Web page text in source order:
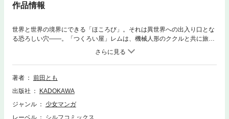
作品情報
世界と世界の境界にできる「ほころび」。それは異世界への出入り口とな
る恐ろしい穴――。「つくろい屋」レムは、機械人形のククルと共に旅を
しながらほころびをつくろっているうち、自分の過去とも向き合うことに
著者
前田とも
出版社
KADOKAWA
ジャンル
少女マンガ
レーベル
シルフコミックス